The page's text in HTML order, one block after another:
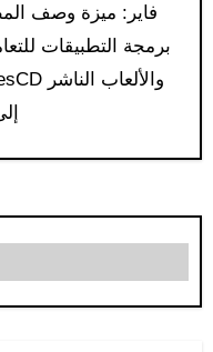
فاير: ميزة وصف
برمجة التطبيقات